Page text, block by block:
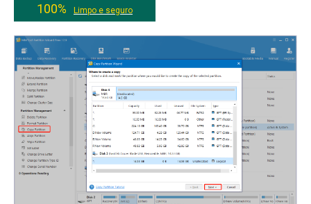
100%
Limpo e seguro